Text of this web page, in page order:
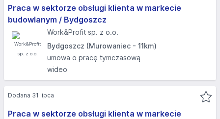
Praca w sektorze obsługi klienta w markecie
budowlanym / Bydgoszcz
Work&Profit sp. z o.o.
Bydgoszcz (Murowaniec - 11km)
umowa o pracę tymczasową
wideo
Praca w sektorze obsługi klienta w markecie
Dodana 31 lipca